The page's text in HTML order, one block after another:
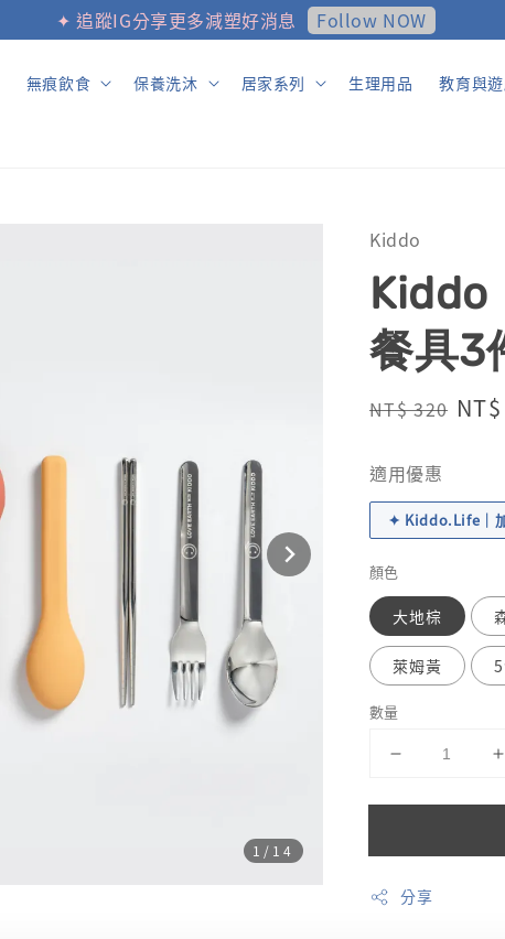
✦ 追蹤IG分享更多減塑好消息 Follow NOW
無痕飲食 保養洗沐 居家系列 生理用品 教育與
1 /14
Kiddo
Kiddo
餐具3
Regular
NT$ 320 Sale
適用優惠
✦ Kiddo.Life｜
顏色
大地棕
萊姆黃
數量
分享